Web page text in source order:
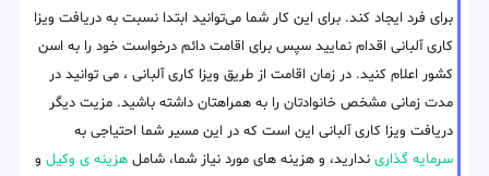
برای فرد ایجاد کند. برای این کار شما می‌توانید ابتدا نسبت به دریافت ویزا
کاری آلبانی اقدام نمایید سپس برای اقامت دائم درخواست خود را به اسن
کشور اعلام کنید. در زمان اقامت از طریق ویزا کاری آلبانی ، می توانید در
مدت زمانی مشخص خانوادتان را به همراهتان داشته باشید. مزیت دیگر
دریافت ویزا کاری آلبانی این است که در این مسیر شما احتیاجی به
سرمایه گذاری ندارید، و هزینه های مورد نیاز شما، شامل هزینه ی وکیل و